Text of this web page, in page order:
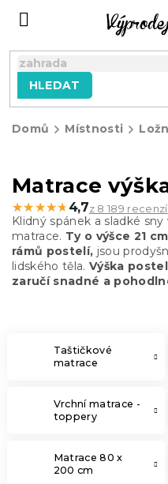
HLEDAT
Domů Místnosti
Matrace
★★★★★
★★★★★ 4,7z 8 189 recenzí
Klidný spánek a sladké
matrace. Ty o výšce 21
rámů postelí, jsou
lidského těla. Výška
zaručí snadné a
Taštičkové
matrace
Vrchní matrace -
toppery
Matrace 80 x
200 cm